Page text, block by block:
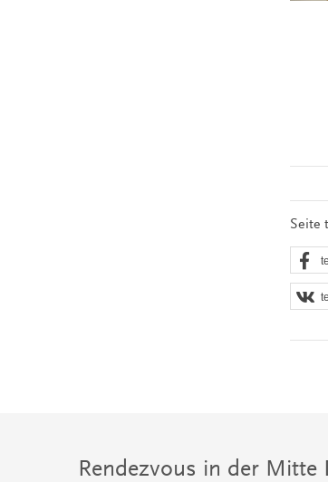
Seite
Rendezvous in der Mitte